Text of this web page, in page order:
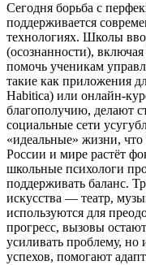
Сегодня борьба с
поддерживается
технологиях. Школы
(осознанности),
помочь ученикам
такие как приложения
Habitica) или онлайн-
благополучию, делают
социальные сети
«идеальные» жизни,
России и мире растёт
школьные психологи
поддерживать баланс.
искусства — театр,
используются для
прогресс, вызовы
усиливать проблему,
успехов, помогают